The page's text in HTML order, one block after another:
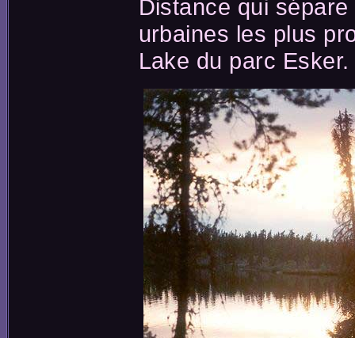
Distance qui
urbaines les plus
Lake du parc Esker.